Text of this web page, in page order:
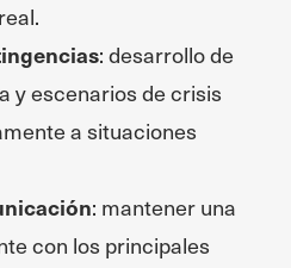
: desarrollo de
y escenarios de crisis
a situaciones
: mantener una
con los principales